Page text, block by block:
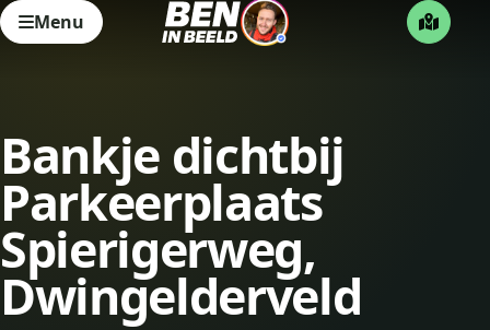
Menu
Bankje dichtbij
Parkeerplaats
Spierigerweg,
Dwingelderveld